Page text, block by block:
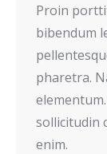
Proin
bibendum
pharetra.
sollicitudin
enim.